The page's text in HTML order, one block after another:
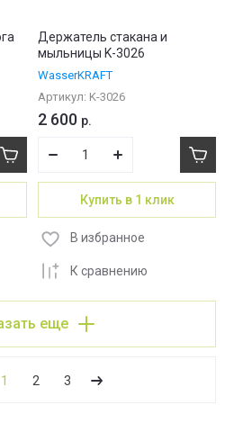
Держатель стакана и
мыльницы K-3026
WasserKRAFT
Артикул: K-3026
2 600 р.
Купить в 1 клик
К сравнению
В избранное
еще
1 2 3